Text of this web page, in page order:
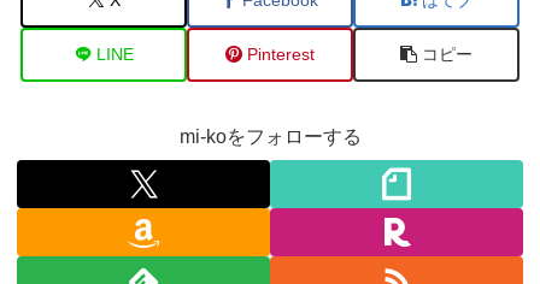
LINE Pinterest コピー
mi-koをフォローする